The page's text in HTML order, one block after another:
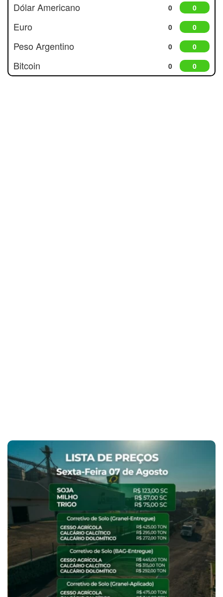
Dólar Americano 0 0
Euro 0 0
Peso Argentino 0 0
Bitcoin 0 0